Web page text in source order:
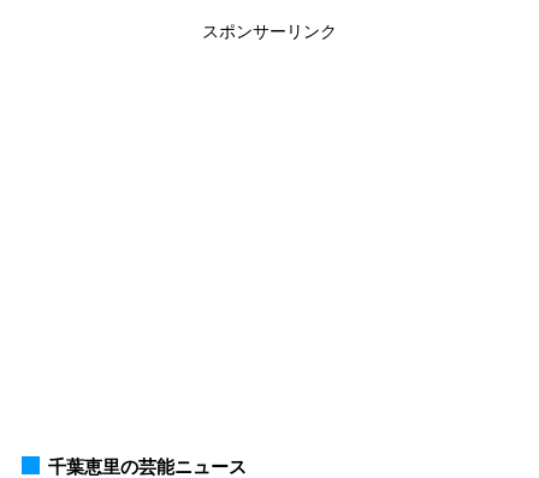
スポンサーリンク
千葉恵里の芸能ニュース